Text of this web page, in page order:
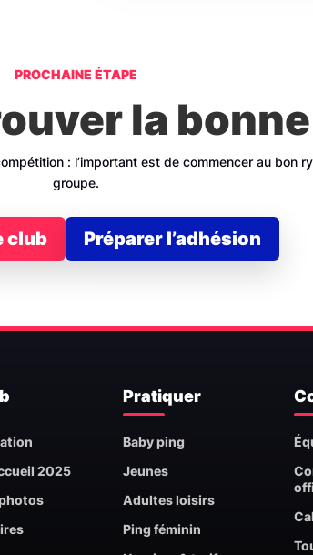
PROCHAINE ÉTAPE
la
: l’important est de commencer au bon
groupe.
club Préparer l’adhésion
2025
Pratiquer
Baby ping
Jeunes
Adultes loisirs
Ping féminin